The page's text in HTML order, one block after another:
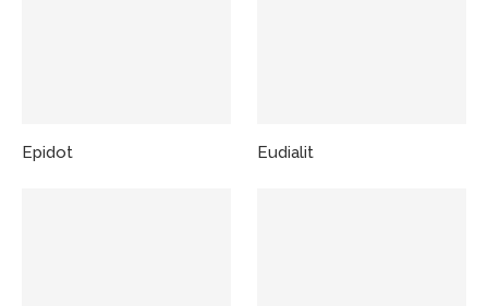
Epidot Eudialit